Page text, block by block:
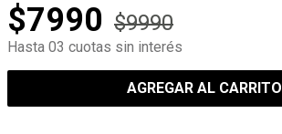
$7990 $9990
Hasta 03 cuotas sin interés
AGREGAR AL CARRITO